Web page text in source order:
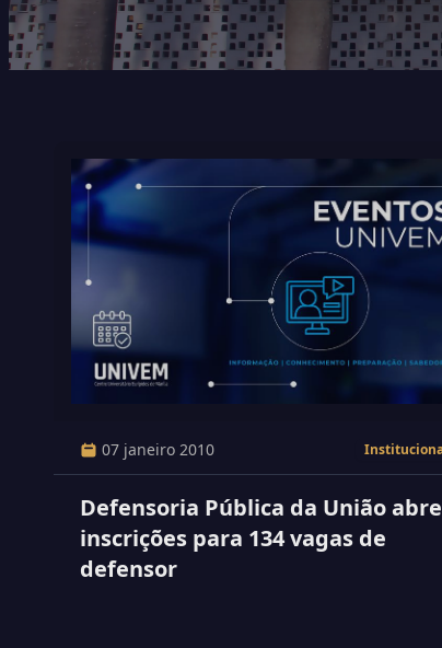
07 janeiro 2010
Defensoria Pública da União abre
inscrições para 134 vagas de
defensor